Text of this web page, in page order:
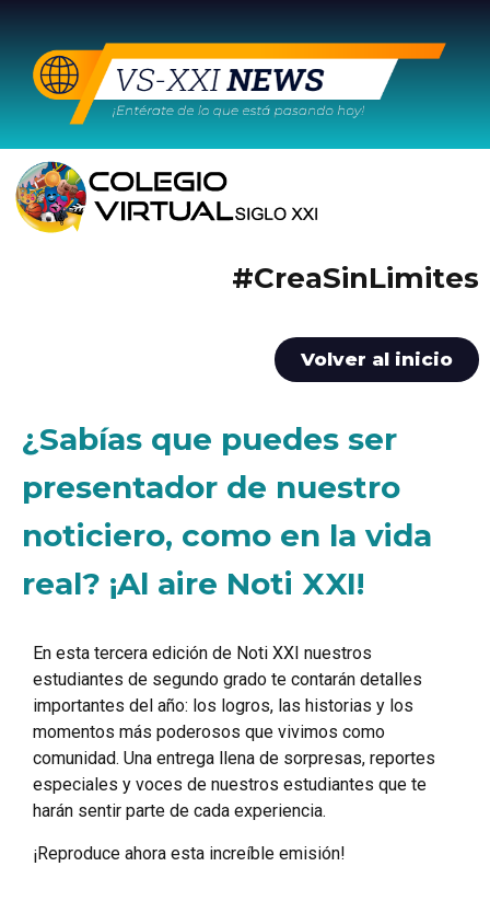
#CreaSinLimites
Volver al inicio
¿Sabías que puedes ser
presentador de nuestro
noticiero, como en la vida
real? ¡Al aire Noti XXI!
En esta tercera edición de Noti XXI nuestros
estudiantes de segundo grado te contarán detalles
importantes del año: los logros, las historias y los
momentos más poderosos que vivimos como
comunidad. Una entrega llena de sorpresas, reportes
especiales y voces de nuestros estudiantes que te
harán sentir parte de cada experiencia.
¡Reproduce ahora esta increíble emisión!